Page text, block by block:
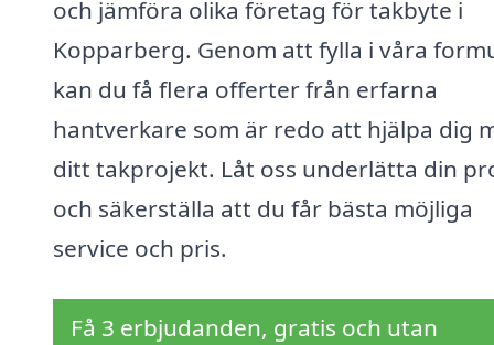
och jämföra olika företag för takbyte i
Kopparberg. Genom att fylla i våra
kan du få flera offerter från erfarna
hantverkare som är redo att hjälpa dig
ditt takprojekt. Låt oss underlätta din
och säkerställa att du får bästa möjliga
service och pris.
Få 3 erbjudanden, gratis och utan